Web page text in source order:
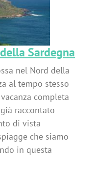
Sardegna
nel Nord della
al tempo stesso
completa
raccontato
di vista
che siamo
in questa